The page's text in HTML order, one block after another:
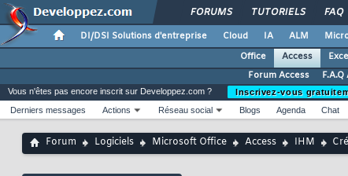
FORUMS TUTORIELS FAQ
DI/DSI Solutions d'entreprise Cloud IA ALM
Office
Access
Forum Access
F.A.Q
Vous n'êtes pas encore inscrit sur Developpez.com ?
Inscrivez-vous
Derniers messages
Actions Réseau social Blogs Agenda Chat
Forum Logiciels Microsoft Office Access IHM